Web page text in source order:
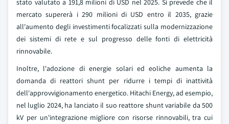
stato valutato a 191,8 milioni di USD nel 2025. Si prevede che il
mercato supererà i 290 milioni di USD entro il 2035, grazie
all'aumento degli investimenti focalizzati sulla modernizzazione
dei sistemi di rete e sul progresso delle fonti di elettricità
rinnovabile.
Inoltre, l'adozione di energie solari ed eoliche aumenta la
domanda di reattori shunt per ridurre i tempi di inattività
dell'approvvigionamento energetico. Hitachi Energy, ad esempio,
nel luglio 2024, ha lanciato il suo reattore shunt variabile da 500
kV per un'integrazione migliore con risorse rinnovabili, tra cui